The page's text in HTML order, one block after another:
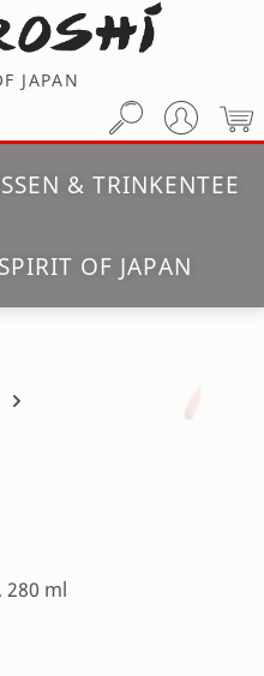
JAPAN
& TRINKENTEE
SPIRIT OF JAPAN